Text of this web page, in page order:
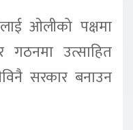
ओलीको पक्षमा
गठनमा उत्साहित
सरकार बनाउन